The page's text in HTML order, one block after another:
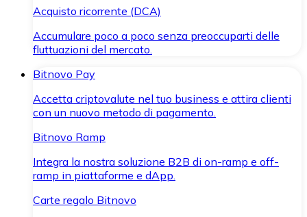
Acquisto ricorrente (DCA)
Accumulare poco a poco senza preoccuparti delle
fluttuazioni del mercato.
Bitnovo Pay
Accetta criptovalute nel tuo business e attira clienti
con un nuovo metodo di pagamento.
Bitnovo Ramp
Integra la nostra soluzione B2B di on-ramp e off-
ramp in piattaforme e dApp.
Carte regalo Bitnovo